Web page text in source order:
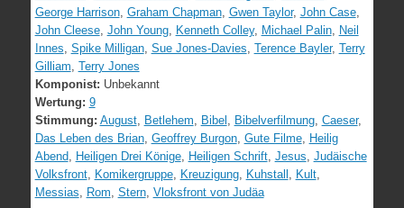
George Harrison, Graham Chapman, Gwen Taylor, John Case,
John Cleese, John Young, Kenneth Colley, Michael Palin, Neil
Innes Spike Milligan, Sue Jones-Davies Terence Bayler, Terry
Gilliam Terry Jones
Komponist: Unbekannt
Wertung: 9
Stimmung: August, Betlehem Bibel Bibelverfilmung, Caeser,
Das Leben des Brian, Geoffrey Burgon, Gute Filme, Heilig
Abend, Heiligen Drei Könige, Heiligen Schrift, Jesus Judäische
Volksfront, Komikergruppe, Kreuzigung, Kuhstall Kult,
Messias
Rom Stern, Vloksfront von Judäa